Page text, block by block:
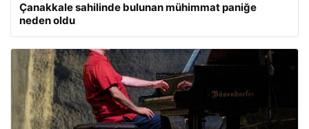
Çanakkale sahilinde bulunan mühimmat paniğe
neden oldu